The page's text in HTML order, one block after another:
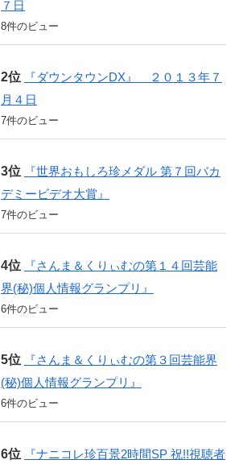
７日
8件のビュー
『ダウンタウンDX』 ２０１３年７
月４日
7件のビュー
『世界おもしろ珍メダル 第７回バカ
デミービデオ大賞』
7件のビュー
『さんま＆くりぃむの第１４回芸能
界(秘)個人情報グランプリ』
6件のビュー
『さんま＆くりぃむの第３回芸能界
(秘)個人情報グランプリ』
6件のビュー
『ナニコレ珍百景2時間SP 祝!!視聴者